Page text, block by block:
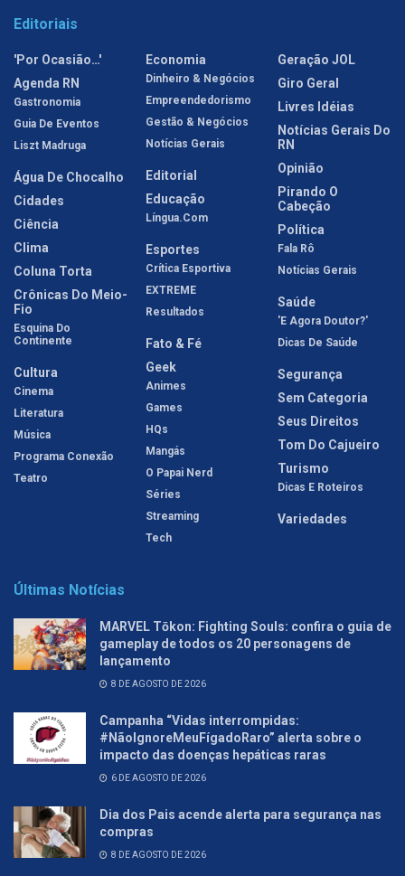
Editoriais
'Por Ocasião…'
Agenda RN
Gastronomia
Guia De Eventos
Liszt Madruga
Água De Chocalho
Cidades
Ciência
Clima
Coluna Torta
Crônicas Do Meio-
Fio
Esquina Do
Continente
Cultura
Cinema
Literatura
Música
Programa Conexão
Teatro
Economia
Dinheiro & Negócios
Empreendedorismo
Gestão & Negócios
Notícias Gerais
Editorial
Educação
Língua.com
Esportes
Crítica Esportiva
EXTREME
Resultados
Fato & Fé
Geek
Animes
Games
HQs
Mangás
O Papai Nerd
Séries
Streaming
Tech
Geração JOL
Giro Geral
Livres Idéias
Notícias Gerais Do
RN
Opinião
Pirando O
Cabeção
Política
Fala Rô
Notícias Gerais
Saúde
'E Agora Doutor?'
Dicas De Saúde
Segurança
Sem Categoria
Seus Direitos
Tom Do Cajueiro
Turismo
Dicas E Roteiros
Variedades
Últimas Notícias
MARVEL Tōkon: Fighting Souls: confira o guia de
gameplay de todos os 20 personagens de
lançamento
8 DE AGOSTO DE 2026
Campanha “Vidas interrompidas:
#NãoIgnoreMeuFígadoRaro” alerta sobre o
impacto das doenças hepáticas raras
6 DE AGOSTO DE 2026
Dia dos Pais acende alerta para segurança nas
compras
8 DE AGOSTO DE 2026